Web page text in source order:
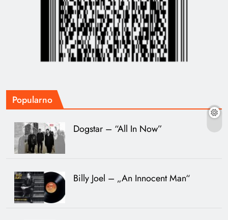
Popularno
Dogstar – “All In Now”
Billy Joel – „An Innocent Man“